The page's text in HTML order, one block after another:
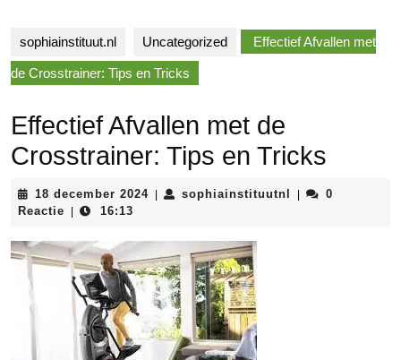
sophiainstituut.nl Uncategorized Effectief Afvallen met
de Crosstrainer: Tips en Tricks
Effectief Afvallen met de
Crosstrainer: Tips en Tricks
18 december 202418
sophiainstituutnl sophiainstituutnl
0
Reactie
16:13